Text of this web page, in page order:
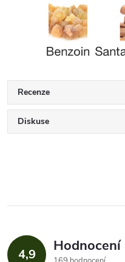
Recenze
Diskuse
4,9 Hodnocení